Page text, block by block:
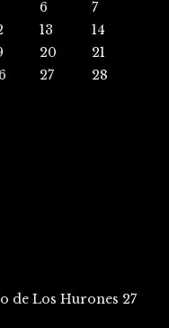
6
7
13
14
20
21
27
28
de Los Hurones 27